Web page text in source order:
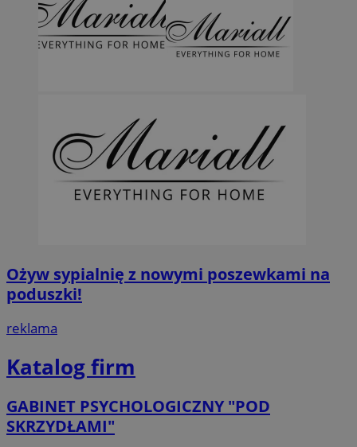
Ożyw sypialnię z nowymi poszewkami na
poduszki!
reklama
Katalog firm
GABINET PSYCHOLOGICZNY "POD
SKRZYDŁAMI"